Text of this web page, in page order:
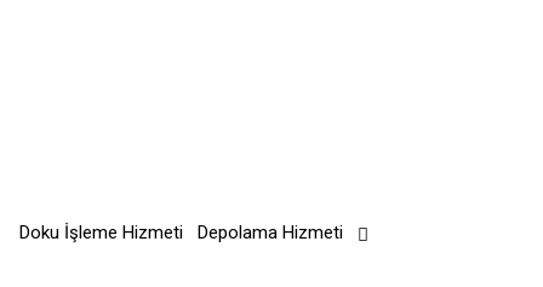
Doku İşleme Hizmeti Depolama Hizmeti